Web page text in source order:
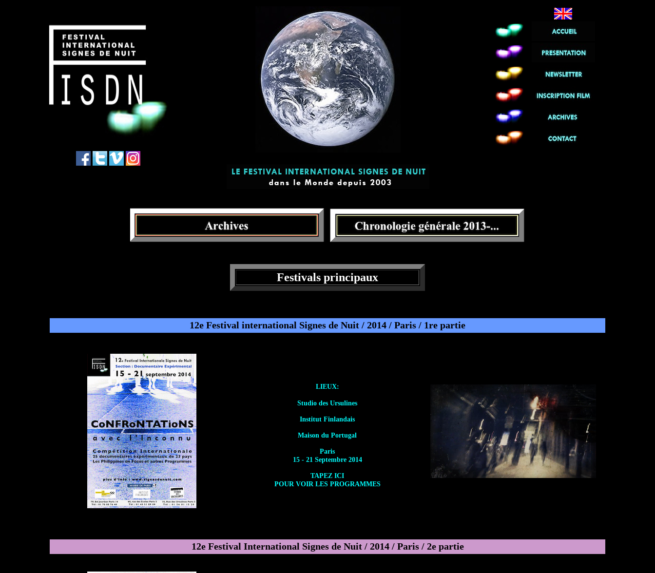
Festivals principaux
12e Festival international Signes de Nuit / 2014 / Paris / 1re partie
LIEUX:
Studio des Ursulines
Institut Finlandais
Maison du Portugal
Paris
15 - 21 Septembre 2014
TAPEZ ICI
POUR VOIR LES PROGRAMMES
12e Festival International Signes de Nuit / 2014 / Paris / 2e partie